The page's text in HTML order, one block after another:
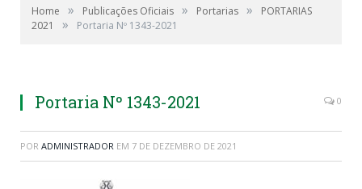
Home » Publicações Oficiais » Portarias »
PORTARIAS
2021
» Portaria Nº 1343-2021
Portaria Nº 1343-2021 0
POR ADMINISTRADOR EM 7 DE DEZEMBRO DE 2021